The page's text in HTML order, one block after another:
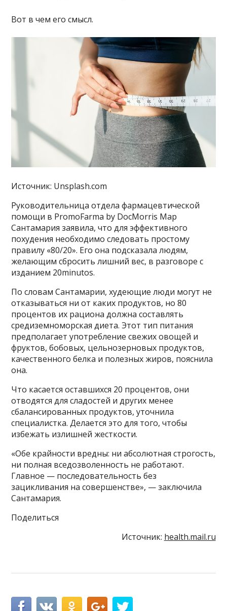
Вот в чем его смысл.
Источник: Unsplash.com
Руководительница отдела фармацевтической
помощи в PromoFarma by DocMorris Мар
Сантамария заявила, что для эффективного
похудения необходимо следовать простому
правилу «80/20». Его она подсказала людям,
желающим сбросить лишний вес, в разговоре с
изданием 20minutos.
По словам Сантамарии, худеющие люди могут не
отказываться ни от каких продуктов, но 80
процентов их рациона должна составлять
средиземноморская диета. Этот тип питания
предполагает употребление свежих овощей и
фруктов, бобовых, цельнозерновых продуктов,
качественного белка и полезных жиров, пояснила
она.
Что касается оставшихся 20 процентов, они
отводятся для сладостей и других менее
сбалансированных продуктов, уточнила
специалистка. Делается это для того, чтобы
избежать излишней жесткости.
«Обе крайности вредны: ни абсолютная строгость,
ни полная вседозволенность не работают.
Главное — последовательность без
зацикливания на совершенстве», — заключила
Сантамария.
Поделиться
Источник: health.mail.ru